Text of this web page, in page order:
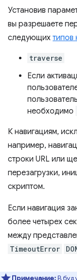
Установив
вы разрешаете
следующих типов
traverse
Если
необходимо
К навигациям,
например,
строки URL или
перезагрузки,
скриптом.
Если навигация
более четырех
между
TimeoutError
Примечание:В